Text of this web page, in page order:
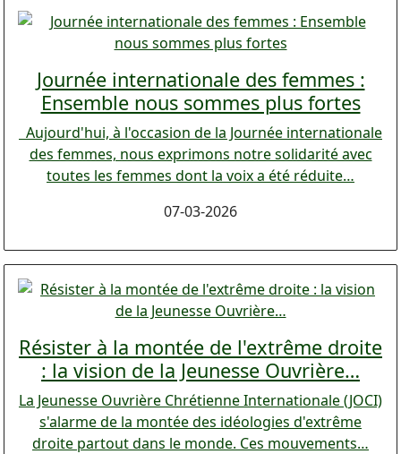
Journée internationale des femmes :
Ensemble nous sommes plus fortes
Aujourd'hui, à l'occasion de la Journée internationale
des femmes, nous exprimons notre solidarité avec
toutes les femmes dont la voix a été réduite…
07-03-2026
Résister à la montée de l'extrême droite
: la vision de la Jeunesse Ouvrière…
La Jeunesse Ouvrière Chrétienne Internationale (JOCI)
s'alarme de la montée des idéologies d'extrême
droite partout dans le monde. Ces mouvements…